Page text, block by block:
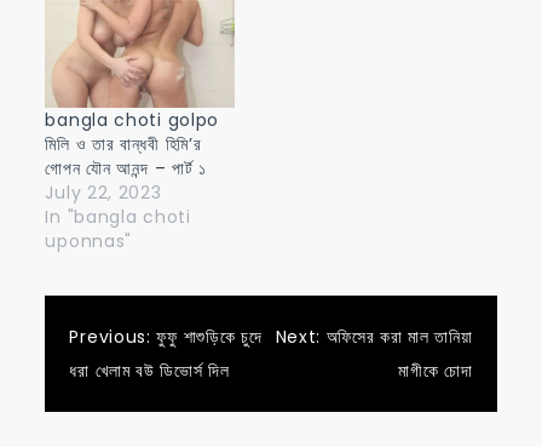
bangla choti golpo
মিলি ও তার বান্ধবী হিমি’র
গোপন যৌন আনন্দ – পার্ট ১
July 22, 2023
In "bangla choti
uponnas"
Post
navigation
Previous: ফুফু শাশুড়িকে চুদে
ধরা খেলাম বউ ডিভোর্স দিল
Next: অফিসের করা মাল তানিয়া
মাগীকে চোদা